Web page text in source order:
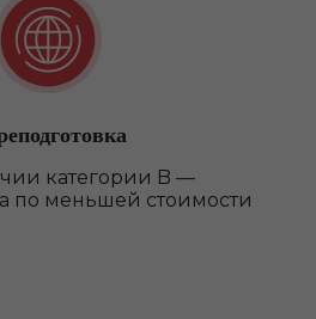
категории B —
по меньшей стоимости